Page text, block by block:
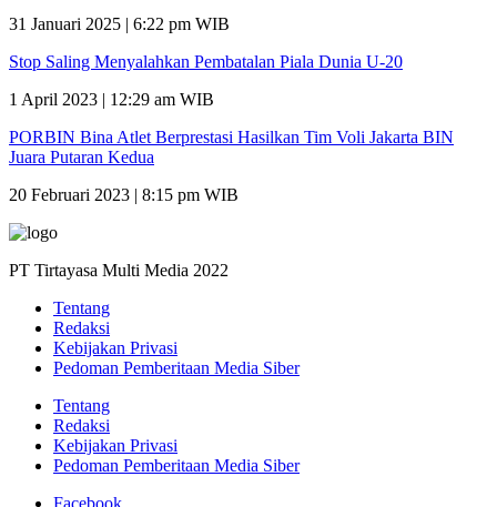
31 Januari 2025 | 6:22 pm WIB
Stop Saling Menyalahkan Pembatalan Piala Dunia U-20
1 April 2023 | 12:29 am WIB
PORBIN Bina Atlet Berprestasi Hasilkan Tim Voli Jakarta BIN
Juara Putaran Kedua
20 Februari 2023 | 8:15 pm WIB
PT Tirtayasa Multi Media 2022
Tentang
Redaksi
Kebijakan Privasi
Pedoman Pemberitaan Media Siber
Tentang
Redaksi
Kebijakan Privasi
Pedoman Pemberitaan Media Siber
Facebook